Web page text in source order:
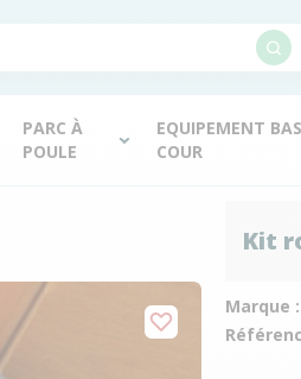
PARC À
POULE
EQUIPEMENT
COUR
Kit
Marque :